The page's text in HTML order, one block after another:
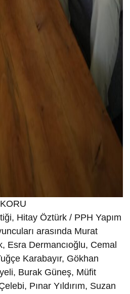
Hitay Öztürk / PPH Yapım
arasında Murat
Esra Dermancıoğlu, Cemal
Karabayır, Gökhan
Burak Güneş, Müfit
Pınar Yıldırım, Suzan